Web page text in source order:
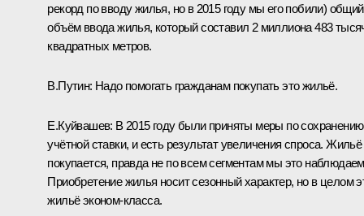
рекорд по вводу жилья, но в 2015 году мы его побили) общий
объём ввода жилья, который составил 2 миллиона 483
квадратных метров.
В.Путин: Надо помогать гражданам покупать это жильё.
Е.Куйвашев: В 2015 году были приняты меры по сохранению
учётной ставки, и есть результат увеличения спроса. Жильё
покупается, правда не по всем сегментам мы это
Приобретение жилья носит сезонный характер, но в целом
жильё эконом-класса.